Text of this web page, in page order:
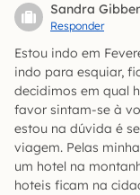
Sandra
Responder
Estou indo em
indo para esquiar,
decidimos em qual
favor sintam-se à
estou na dúvida é
viagem. Pelas
um hotel na
hoteis ficam na